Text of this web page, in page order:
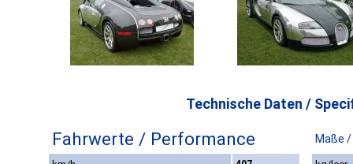
Technische Daten /
Fahrwerte / Performance Maße